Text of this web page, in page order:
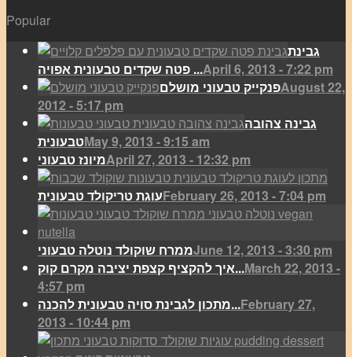
Popular
גבינת
פטה שקדים טבעונית אפויה ...April 6, 2013 - 7:22 pm
פנקייק טבעוני מושלםAugust 22,
2012 - 5:17 pm
גבינה צהובה
טבעוניתMay 9, 2013 - 9:15 am
מיונז טבעוניApril 27, 2013 - 12:32 pm
עוגת טריקולד טבעוניתFebruary 26, 2013 - 7:04 pm
ממרח שוקולד נוטלה טבעוניJune 12, 2013 - 3:30 pm
איך להקציף קצפת יציבה מקרם קוק...March 22, 2013 -
4:57 pm
מתכון לגבינת סויה טבעונית להכנה...February 27,
2013 - 10:44 pm